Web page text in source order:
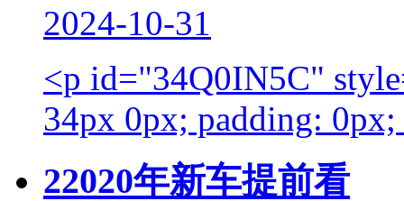
2024-10-31
<p id="34Q0IN5C"
34px 0px; padding:
22020年新车提前看